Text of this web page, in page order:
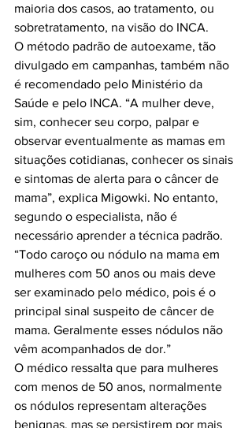
maioria dos casos, ao tratamento, ou
sobretratamento, na visão do INCA.
O método padrão de autoexame, tão
divulgado em campanhas, também não
é recomendado pelo Ministério da
Saúde e pelo INCA. “A mulher deve,
sim, conhecer seu corpo, palpar e
observar eventualmente as mamas em
situações cotidianas, conhecer os sinais
e sintomas de alerta para o câncer de
mama”, explica Migowki. No entanto,
segundo o especialista, não é
necessário aprender a técnica padrão.
“Todo caroço ou nódulo na mama em
mulheres com 50 anos ou mais deve
ser examinado pelo médico, pois é o
principal sinal suspeito de câncer de
mama. Geralmente esses nódulos não
vêm acompanhados de dor.”
O médico ressalta que para mulheres
com menos de 50 anos, normalmente
os nódulos representam alterações
benignas, mas se persistirem por mais